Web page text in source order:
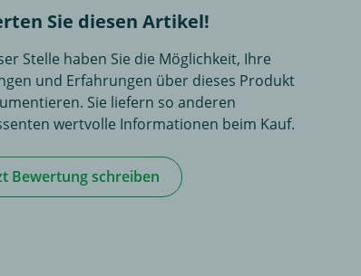
Sie diesen Artikel!
Stelle haben Sie die Möglichkeit, Ihre
und Erfahrungen über dieses Produkt
Sie liefern so anderen
wertvolle Informationen beim Kauf.
Bewertung schreiben